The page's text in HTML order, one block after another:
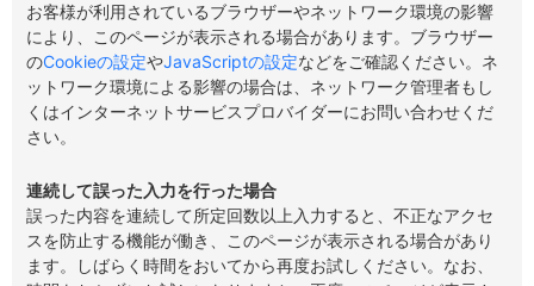
お客様が利用されているブラウザーやネットワーク環境の影響
により、このページが表示される場合があります。ブラウザー
のCookieの設定やJavaScriptの設定などをご確認ください。ネ
ットワーク環境による影響の場合は、ネットワーク管理者もし
くはインターネットサービスプロバイダーにお問い合わせくだ
さい。
連続して誤った入力を行った場合
誤った内容を連続して所定回数以上入力すると、不正なアクセ
スを防止する機能が働き、このページが表示される場合があり
ます。しばらく時間をおいてから再度お試しください。なお、